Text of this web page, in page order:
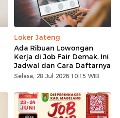
Loker Jateng
Ada Ribuan Lowongan
Kerja di Job Fair Demak, Ini
Jadwal dan Cara Daftarnya
Selasa, 28 Jul 2026 10:15 WIB